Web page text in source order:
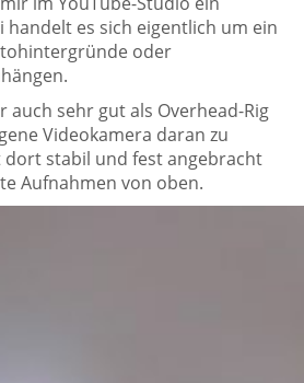
handelt es sich eigentlich um ein
oder
auch sehr gut als Overhead-Rig
Videokamera daran zu
dort stabil und fest angebracht
Aufnahmen von oben.